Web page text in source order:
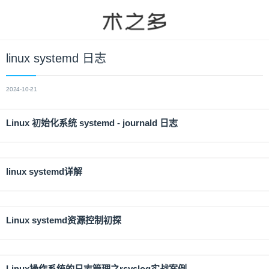
linux systemd 日志
2024-10-21
Linux 初始化系统 systemd - journald 日志
linux systemd详解
Linux systemd资源控制初探